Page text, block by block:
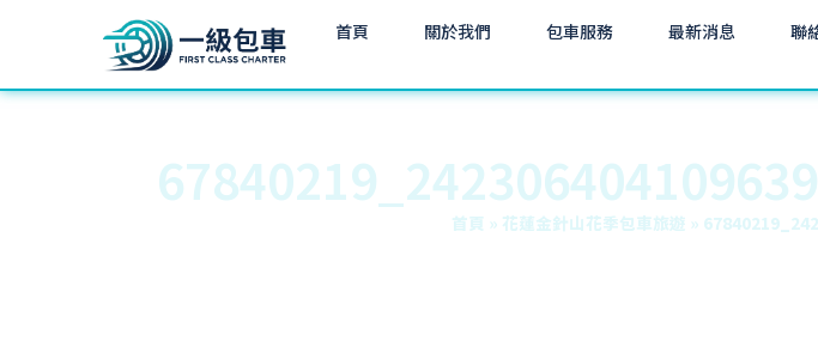
首頁 關於我們 包車服務 最新消息 聯
首頁 » 花蓮金針山花季包車旅遊 »